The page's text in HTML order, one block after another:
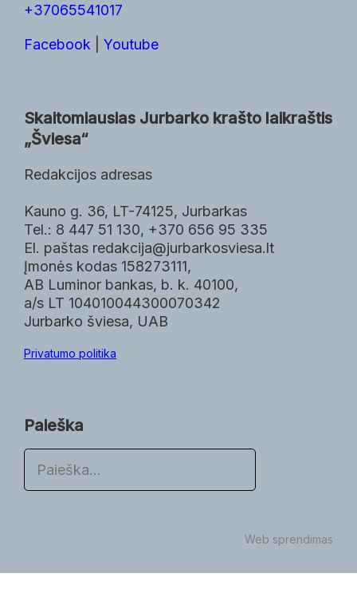
+37065541017
Facebook Youtube
Skaitomiausias Jurbarko krašto laikraštis
„Šviesa“
Redakcijos adresas
Kauno g. 36, LT-74125, Jurbarkas
Tel.: 8 447 51 130, +370 656 95 335
El. paštas redakcija@jurbarkosviesa.lt
Įmonės kodas 158273111,
AB Luminor bankas, b. k. 40100,
a/s LT 104010044300070342
Jurbarko šviesa, UAB
Privatumo politika
Paieška
P
i
Web sprendimas